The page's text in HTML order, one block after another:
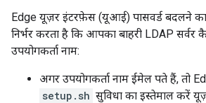
Edge यूज़र इंटरफ़ेस (यूआई) पासवर्ड बदलने का
निर्भर करता है कि आपका बाहरी LDAP सर्वर
उपयोगकर्ता नाम:
अगर उपयोगकर्ता नाम ईमेल पते हैं, तो
setup.sh सुविधा का इस्तेमाल करें